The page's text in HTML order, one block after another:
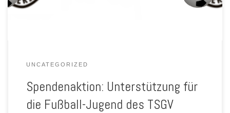
gekommen ist, wollen wir […]
UNCATEGORIZED
Spendenaktion: Unterstützung für
die Fußball-Jugend des TSGV